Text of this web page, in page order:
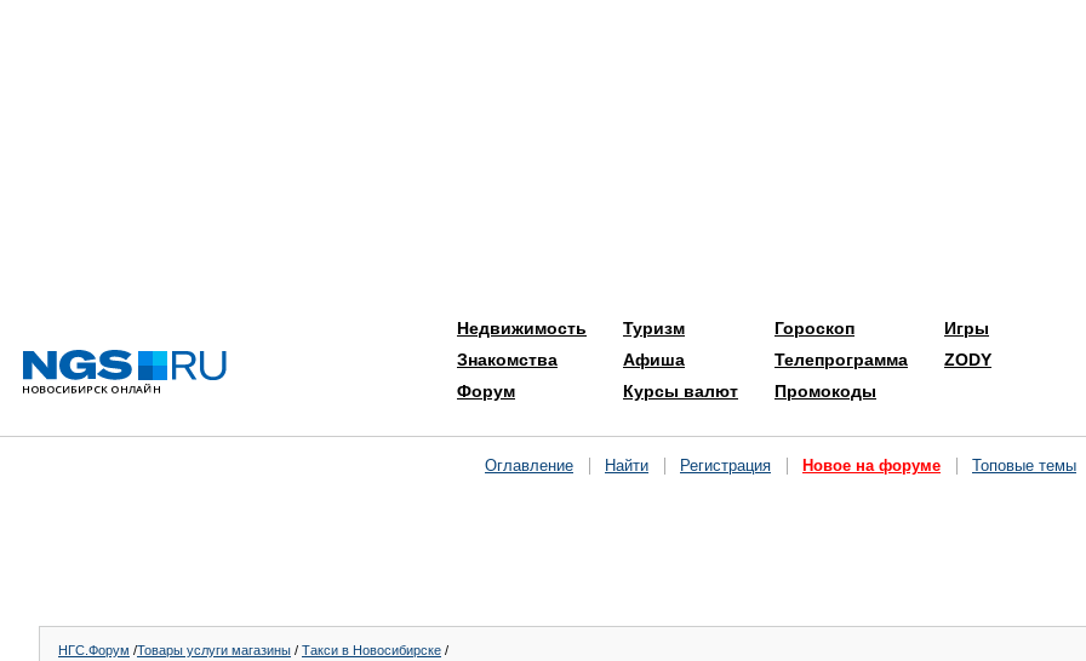
Недвижимость
Знакомства
Форум
Туризм
Афиша
Курсы валют
Гороскоп
Телепрограмма
Промокоды
Игры
ZODY
Оглавление Найти Регистрация Новое на форуме Топовые темы
НГС.Форум /Товары услуги магазины / Такси в Новосибирске /